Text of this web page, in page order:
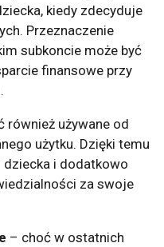
kiedy zdecyduje
Przeznaczenie
subkoncie może być
finansowe przy
również używane od
użytku. Dzięki temu
i dodatkowo
za swoje
– choć w ostatnich